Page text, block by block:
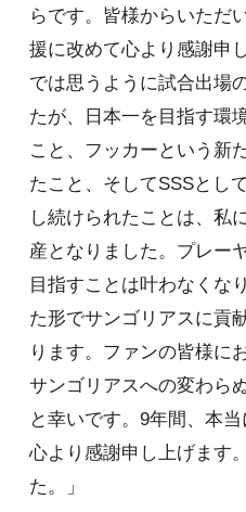
らです。皆様からいただ
援に改めて心より感謝申
では思うように試合出場
たが、日本一を目指す環
こと、フッカーという新
たこと、そしてSSSとし
し続けられたことは、私
産となりました。プレー
目指すことは叶わなくな
た形でサンゴリアスに貢
ります。ファンの皆様に
サンゴリアスへの変わら
と幸いです。9年間、本
心より感謝申し上げます
た。」